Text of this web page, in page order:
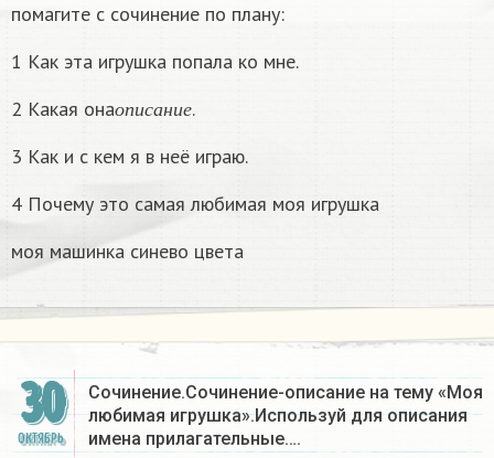
помагите с сочинение по плану:
1 Как эта игрушка попала ко мне.
2 Какая она о п и с а н и е .
3 Как и с кем я в неё играю.
4 Почему это самая любимая моя игрушка
моя машинка синево цвета
30
ОКТЯБРЬ
Сочинение.Сочинение-описание на тему «Моя
любимая игрушка».Используй для описания
имена прилагательные….